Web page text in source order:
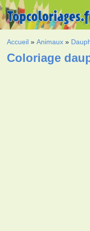
Accueil »Animaux »
Coloriage